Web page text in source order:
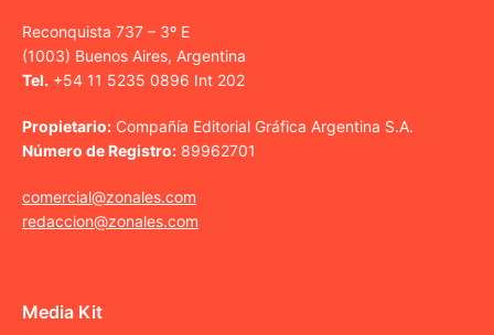
Reconquista 737 – 3º E
(1003) Buenos Aires, Argentina
Tel. +54 11 5235 0896 Int 202
Propietario: Compañía Editorial Gráfica Argentina S.A.
Número de Registro: 89962701
comercial@zonales.com
redaccion@zonales.com
Media Kit